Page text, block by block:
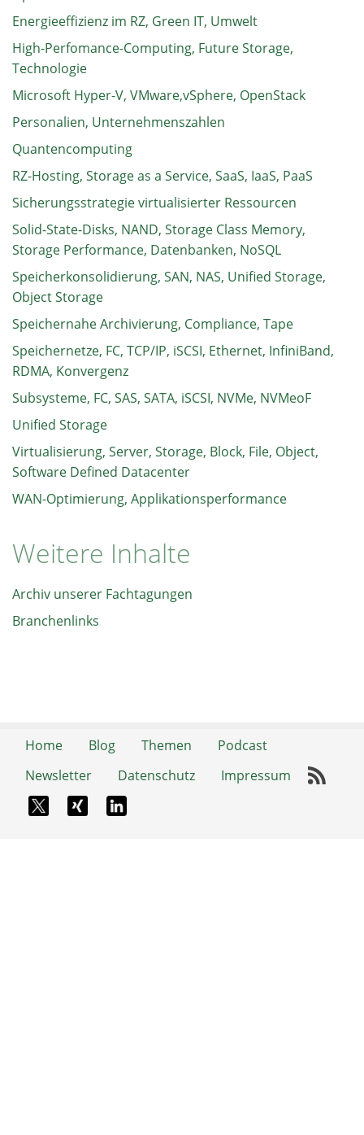
Energieeffizienz im RZ, Green IT, Umwelt
High-Perfomance-Computing, Future Storage,
Technologie
Microsoft Hyper-V, VMware,vSphere, OpenStack
Personalien, Unternehmenszahlen
Quantencomputing
RZ-Hosting, Storage as a Service, SaaS, IaaS, PaaS
Sicherungsstrategie virtualisierter Ressourcen
Solid-State-Disks, NAND, Storage Class Memory,
Storage Performance, Datenbanken, NoSQL
Speicherkonsolidierung, SAN, NAS, Unified Storage,
Object Storage
Speichernahe Archivierung, Compliance, Tape
Speichernetze, FC, TCP/IP, iSCSI, Ethernet, InfiniBand,
RDMA, Konvergenz
Subsysteme, FC, SAS, SATA, iSCSI, NVMe, NVMeoF
Unified Storage
Virtualisierung, Server, Storage, Block, File, Object,
Software Defined Datacenter
WAN-Optimierung, Applikationsperformance
Weitere Inhalte
Archiv unserer Fachtagungen
Branchenlinks
Home Blog Themen
Podcast
Newsletter
Datenschutz Impressum
X-TwitterXing